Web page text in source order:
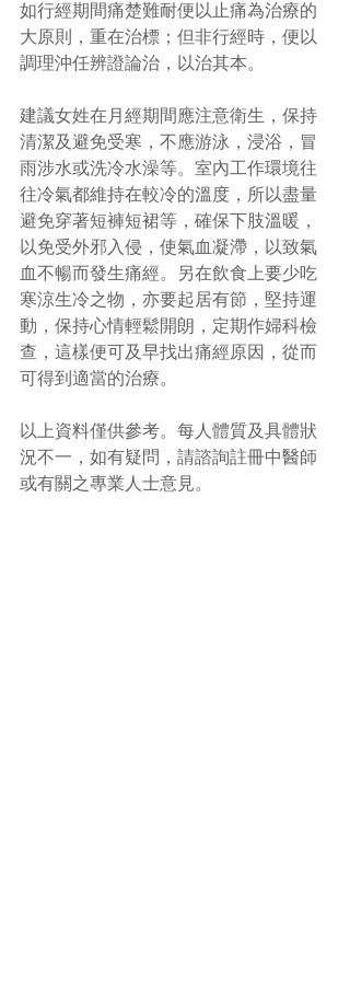
如行經期間痛楚難耐便以止痛為治療的
大原則，重在治標；但非行經時，便以
調理沖任辨證論治，以治其本。
建議女姓在月經期間應注意衛生，保持
清潔及避免受寒，不應游泳，浸浴，冒
雨涉水或洗冷水澡等。室內工作環境往
往冷氣都維持在較冷的溫度，所以盡量
避免穿著短褲短裙等，確保下肢溫暖，
以免受外邪入侵，使氣血凝滯，以致氣
血不暢而發生痛經。另在飲食上要少吃
寒涼生冷之物，亦要起居有節，堅持運
動，保持心情輕鬆開朗，定期作婦科檢
查，這樣便可及早找出痛經原因，從而
可得到適當的治療。
以上資料僅供參考。每人體質及具體狀
況不一，如有疑問，請諮詢註冊中醫師
或有關之專業人士意見。